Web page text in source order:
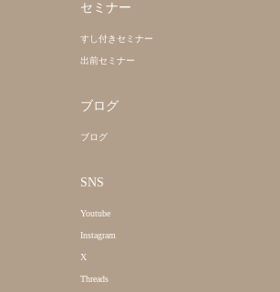
セミナー
すし付きセミナー
出前セミナー
ブログ
ブログ
SNS
Youtube
Instagram
X
Threads